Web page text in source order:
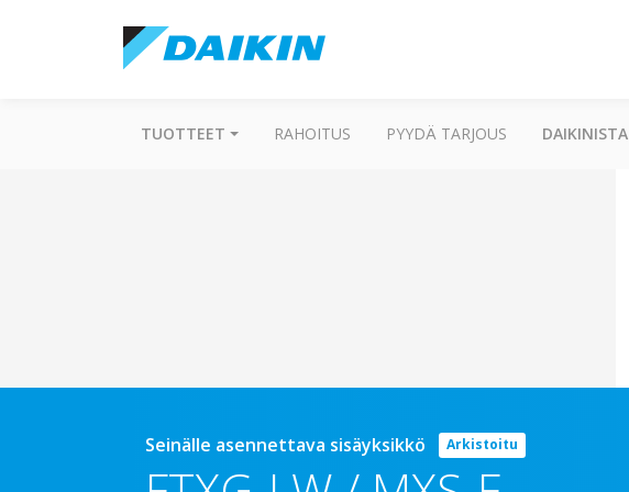
TUOTTEET RAHOITUS PYYDÄ TARJOUS DAIKINISTA
Seinälle asennettava sisäyksikkö Arkistoitu